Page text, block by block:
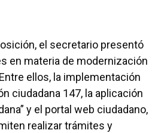
el secretario presentó
en materia de modernización
ellos, la implementación
ciudadana 147, la aplicación
y el portal web ciudadano,
realizar trámites y